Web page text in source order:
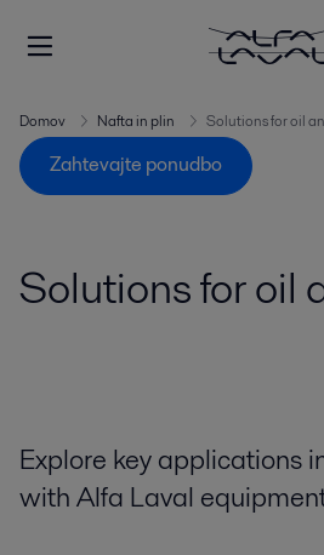
Domov Nafta in plin Solutions for oil
Zahtevajte ponudbo
Solutions for oil
Explore key applications
with Alfa Laval